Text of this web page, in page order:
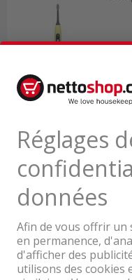
49.35
TVA & TAR comprise
Une